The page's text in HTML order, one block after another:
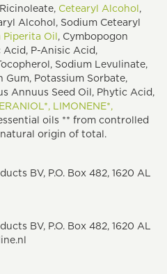
Cetearyl Alcohol,
Alcohol, Sodium Cetearyl
Piperita Oil, Cymbopogon
P-Anisic Acid,
Sodium Levulinate,
Potassium Sorbate,
Annuus Seed Oil, Phytic Acid,
LIMONENE*,
oils ** from controlled
origin of total.
BV, P.O. Box 482, 1620 AL
BV, P.O. Box 482, 1620 AL